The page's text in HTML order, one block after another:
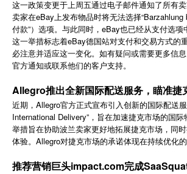
了解我们
简体中文
这一政策变更于上周五通过电子邮件通知了所有
卖家在eBay上发布物品时将无法选择“Barzahlung
付款”）选项。与此同时，eBay也已经从支付选项
这一举措标志着eBay德国站对支付和交易方式的
必注意并适应这一变化。如有疑问或需要更多信
官方通知或联系他们的客户支持。
Allegro推出全新国际配送服务，瞄准捷
近期，Allegro官方正式宣布引入创新的国际配送
International Delivery”，旨在加速捷克市场的国
举措旨在协助波兰卖家更好地拓展捷克市场，同
体验。Allegro对捷克市场的承诺体现在持续优化的
推荐营销巨头impact.com完成